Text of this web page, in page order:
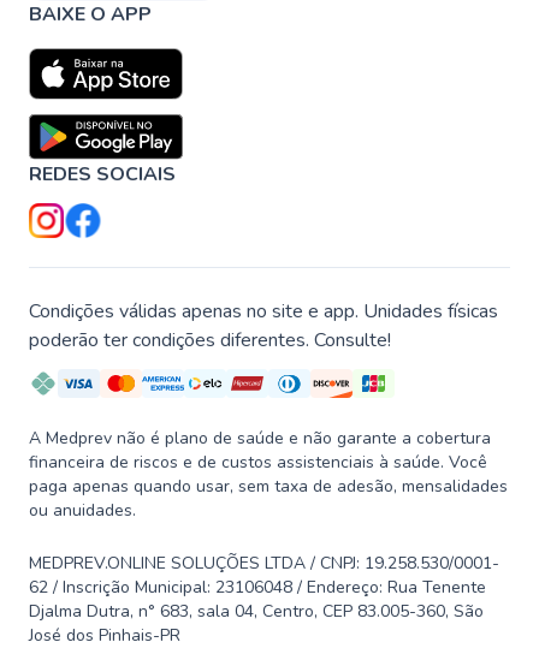
BAIXE O APP
REDES SOCIAIS
Condições válidas apenas no site e app. Unidades físicas
poderão ter condições diferentes. Consulte!
A Medprev não é plano de saúde e não garante a cobertura
financeira de riscos e de custos assistenciais à saúde. Você
paga apenas quando usar, sem taxa de adesão, mensalidades
ou anuidades.
MEDPREV.ONLINE SOLUÇÕES LTDA / CNPJ: 19.258.530/0001-
62 / Inscrição Municipal: 23106048 / Endereço: Rua Tenente
Djalma Dutra, n° 683, sala 04, Centro, CEP 83.005-360, São
José dos Pinhais-PR